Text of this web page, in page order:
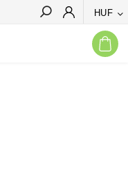
HUF
Keresés